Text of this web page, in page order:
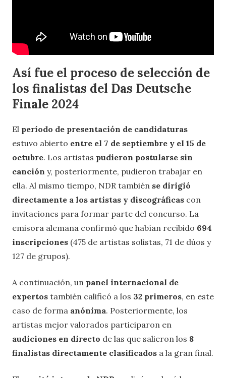
Así fue el proceso de selección de
los finalistas del Das Deutsche
Finale 2024
El período de presentación de candidaturas
estuvo abierto entre el 7 de septiembre y el 15 de
octubre. Los artistas pudieron postularse sin
canción y, posteriormente, pudieron trabajar en
ella. Al mismo tiempo, NDR también se dirigió
directamente a los artistas y discográficas con
invitaciones para formar parte del concurso. La
emisora alemana confirmó que habían recibido 694
inscripciones (475 de artistas solistas, 71 de dúos y
127 de grupos).
A continuación, un panel internacional de
expertos también calificó a los 32 primeros, en este
caso de forma anónima. Posteriormente, los
artistas mejor valorados participaron en
audiciones en directo de las que salieron los 8
finalistas directamente clasificados a la gran final.